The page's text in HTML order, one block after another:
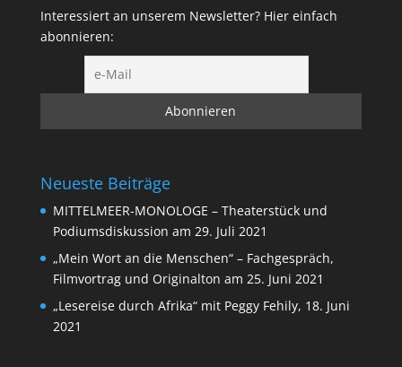
Interessiert an unserem Newsletter? Hier einfach
abonnieren:
Neueste Beiträge
MITTELMEER-MONOLOGE – Theaterstück und
Podiumsdiskussion am 29. Juli 2021
„Mein Wort an die Menschen“ – Fachgespräch,
Filmvortrag und Originalton am 25. Juni 2021
„Lesereise durch Afrika“ mit Peggy Fehily, 18. Juni
2021